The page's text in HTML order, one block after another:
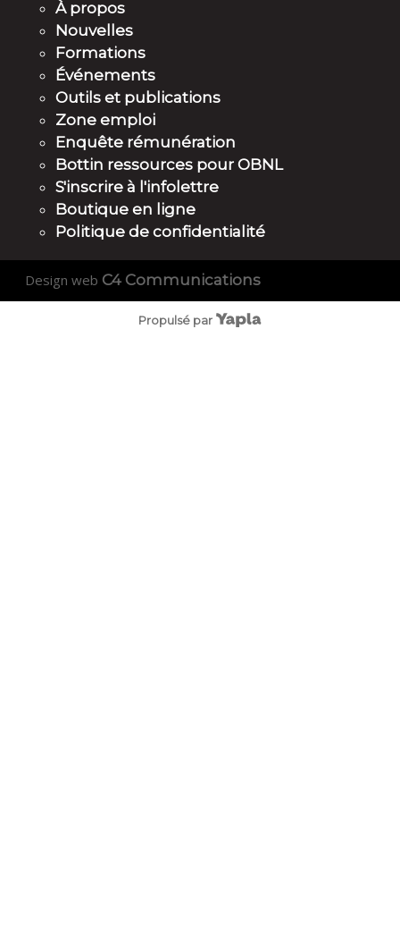
À propos
Nouvelles
Formations
Événements
Outils et publications
Zone emploi
Enquête rémunération
Bottin ressources pour OBNL
S'inscrire à l'infolettre
Boutique en ligne
Politique de confidentialité
Design web C4 Communications
Propulsé par